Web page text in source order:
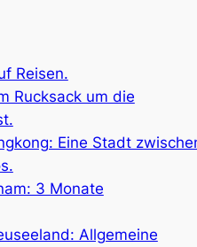
Reisen.
Rucksack um die
Eine Stadt
3 Monate
Allgemeine